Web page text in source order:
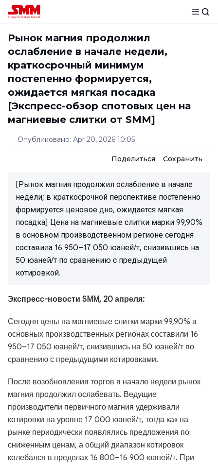
Рынок магния продолжил
ослабление в начале недели,
краткосрочный минимум
постепенно формируется,
ожидается мягкая посадка
[Экспресс-обзор спотовых цен на
магниевые слитки от SMM]
Опубликовано: Apr 20, 2026 10:05
Поделиться Сохранить
[Рынок магния продолжил ослабление в начале
недели; в краткосрочной перспективе постепенно
формируется ценовое дно, ожидается мягкая
посадка] Цена на магниевые слитки марки 99,90%
в основном производственном регионе сегодня
составила 16 950–17 050 юаней/т, снизившись на
50 юаней/т по сравнению с предыдущей
котировкой.
Экспресс-новости SMM, 20 апреля:
Сегодня цены на магниевые слитки марки 99,90% в
основных производственных регионах составили 16
950–17 050 юаней/т, снизившись на 50 юаней/т по
сравнению с предыдущими котировками.
После возобновления торгов в начале недели рынок
магния продолжил ослабевать. Ведущие
производители первичного магния удерживали
котировки на уровне 17 000 юаней/т, тогда как на
рынке периодически появлялись предложения по
сниженным ценам, а общий диапазон котировок
колебался в пределах 16 800–16 900 юаней/т. При